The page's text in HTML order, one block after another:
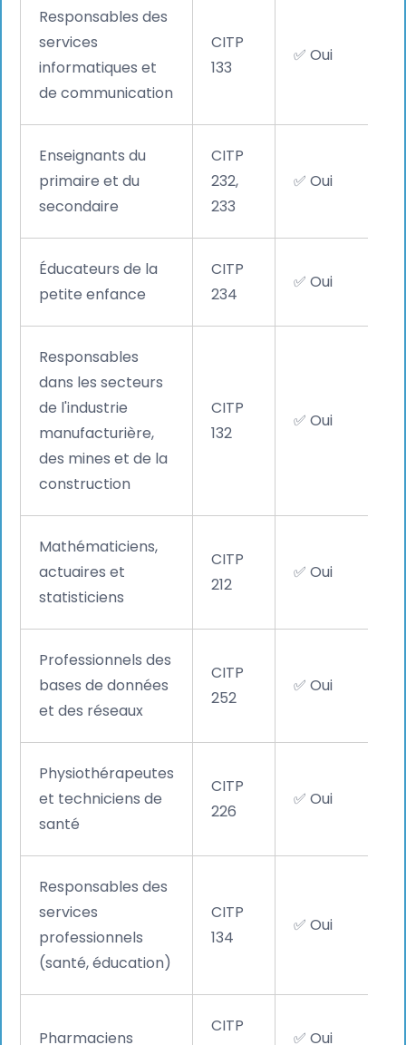
Responsables des
services
informatiques et
de communication
CITP
133
✅ Oui
Enseignants du
primaire et du
secondaire
CITP
232,
233
✅ Oui
Éducateurs de la
petite enfance
CITP
234
✅ Oui
Responsables
dans les secteurs
de l'industrie
manufacturière,
des mines et de la
construction
CITP
132
✅ Oui
Mathématiciens,
actuaires et
statisticiens
CITP
212
✅ Oui
Professionnels des
bases de données
et des réseaux
CITP
252
✅ Oui
Physiothérapeutes
et techniciens de
santé
CITP
226
✅ Oui
Responsables des
services
professionnels
(santé, éducation)
CITP
134
✅ Oui
Pharmaciens
CITP
✅ Oui